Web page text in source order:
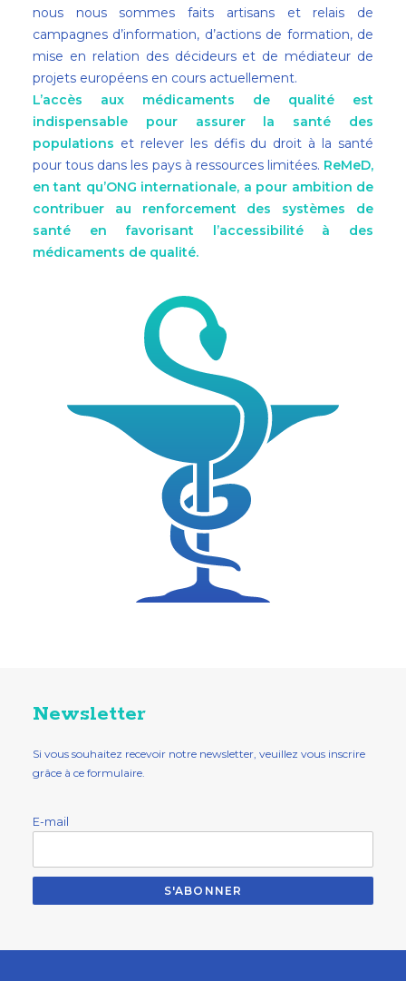
nous nous sommes faits artisans et relais de
campagnes d’information, d’actions de formation, de
mise en relation des décideurs et de médiateur de
projets européens en cours actuellement.
L’accès aux médicaments de qualité est
indispensable pour assurer la santé des
populations et relever les défis du droit à la santé
pour tous dans les pays à ressources limitées. ReMeD,
en tant qu’ONG internationale, a pour ambition de
contribuer au renforcement des systèmes de
santé en favorisant l’accessibilité à des
médicaments de qualité.
Newsletter
Si vous souhaitez recevoir notre newsletter, veuillez vous inscrire
grâce à ce formulaire.
E-mail